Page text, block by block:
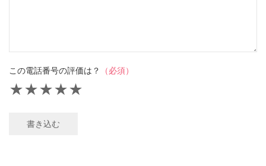
この電話番号の評価は？ （必須）
★
★
★
★
★
書き込む